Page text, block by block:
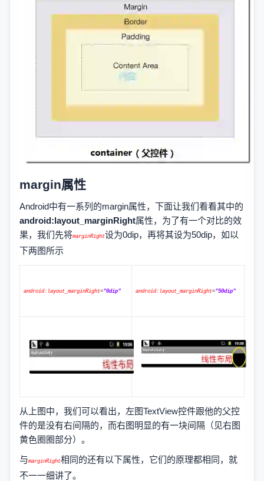
margin属性
Android中有一系列的margin属性，下面让我们看看其中的
android:layout_marginRight属性，为了有一个对比的效
果，我们先将marginRight设为0dip，再将其设为50dip，如以
下两图所示
android:layout_marginRight="0dip" android:layout_marginRight="50dip"
从上图中，我们可以看出，左图TextView控件跟他的父控
件的是没有右间隔的，而右图明显的有一块间隔（见右图
黄色圈圈部分）。
与marginRight相同的还有以下属性，它们的原理都相同，就
不一一细讲了。